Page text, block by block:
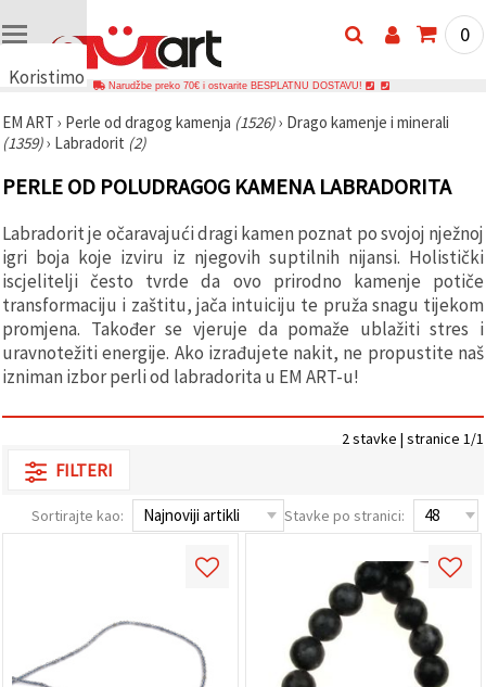
Koristimo
🍪
Koristimo
slične
tehnologije
osigurali
ispravno
funkcioniranje
web-
stranice,
poboljšali
vaše
korisničko
iskustvo i,
prikazivali
relevantniji
oglase,
uključujući
pristati na
korištenje
0
Narudžbe preko 70€ i ostvarite BESPLATNU DOSTAVU!
EM ART › Perle od dragog kamenja (1526)› Drago kamenje i minerali
(1359)› Labradorit (2)
PERLE OD POLUDRAGOG KAMENA LABRADORITA
Labradorit je očaravajući dragi kamen poznat po svojoj nježnoj
igri boja koje izviru iz njegovih suptilnih nijansi. Holistički
iscjelitelji često tvrde da ovo prirodno kamenje potiče
transformaciju i zaštitu, jača intuiciju te pruža snagu tijekom
promjena. Također se vjeruje da pomaže ublažiti stres i
uravnotežiti energije. Ako izrađujete nakit, ne propustite naš
izniman izbor perli od labradorita u EM ART-u!
2 stavke | stranice 1/1
FILTERI
Sortirajte kao: Stavke po stranici: